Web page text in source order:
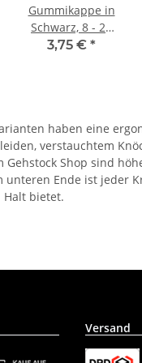
Gummikappe in
Schwarz, 8 - 22
mm 16 mm (Gr.
3,75 € *
haben eine
verstauchtem
Shop sind
Ende ist jeder
Halt bietet.
Versand